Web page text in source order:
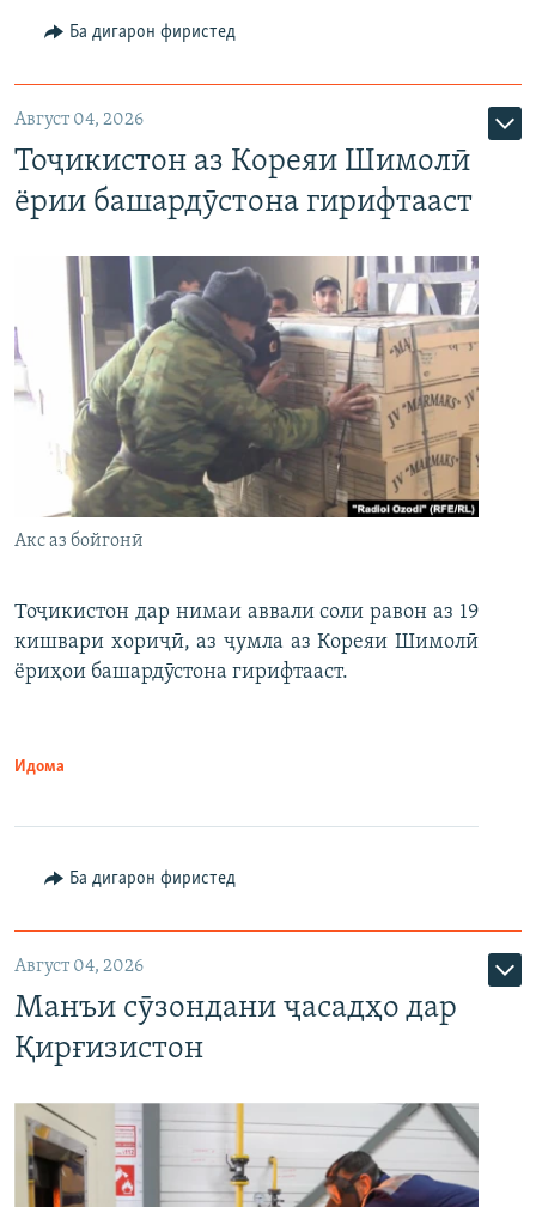
Ба дигарон фиристед
Август 04, 2026
Тоҷикистон аз Кореяи Шимолӣ
ёрии башардӯстона гирифтааст
Акс аз бойгонӣ
Тоҷикистон дар нимаи аввали соли равон аз 19
кишвари хориҷӣ, аз ҷумла аз Кореяи Шимолӣ
ёриҳои башардӯстона гирифтааст.
Идома
Ба дигарон фиристед
Август 04, 2026
Манъи сӯзондани ҷасадҳо дар
Қирғизистон